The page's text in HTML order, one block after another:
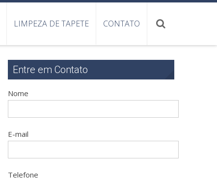
LIMPEZA DE TAPETE CONTATO
Entre em Contato
Nome
E-mail
Telefone